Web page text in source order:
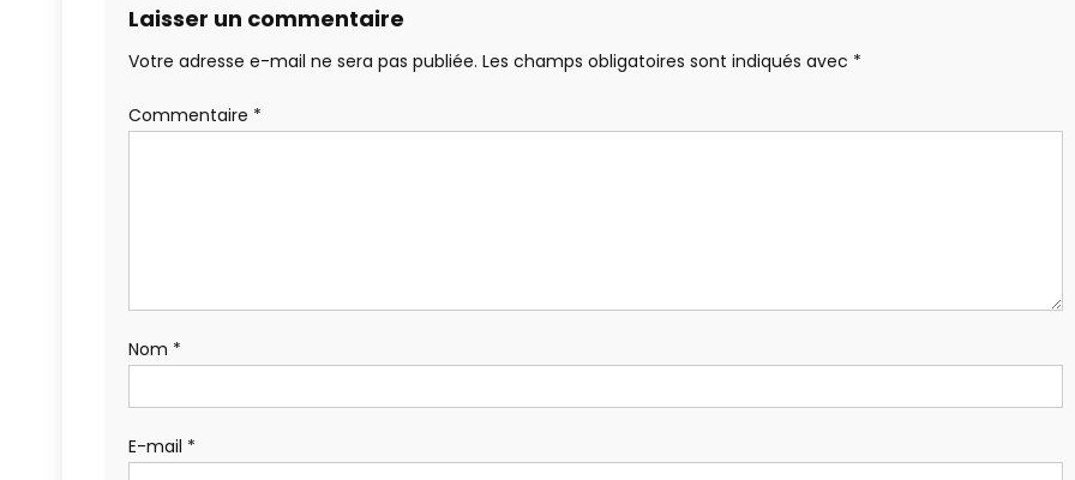
Laisser un commentaire
Votre adresse e-mail ne sera pas publiée. Les champs obligatoires sont indiqués avec *
Commentaire *
Nom *
E-mail *